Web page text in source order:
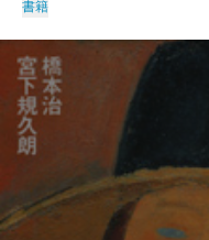
書籍